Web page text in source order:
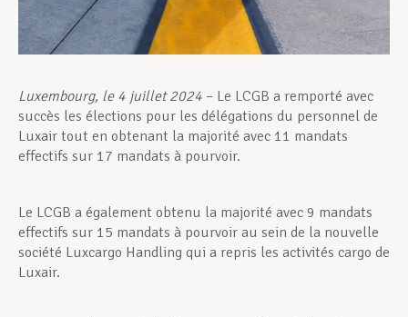
Luxembourg, le 4 juillet 2024 – Le LCGB a remporté avec
succès les élections pour les délégations du personnel de
Luxair tout en obtenant la majorité avec 11 mandats
effectifs sur 17 mandats à pourvoir.
Le LCGB a également obtenu la majorité avec 9 mandats
effectifs sur 15 mandats à pourvoir au sein de la nouvelle
société Luxcargo Handling qui a repris les activités cargo de
Luxair.